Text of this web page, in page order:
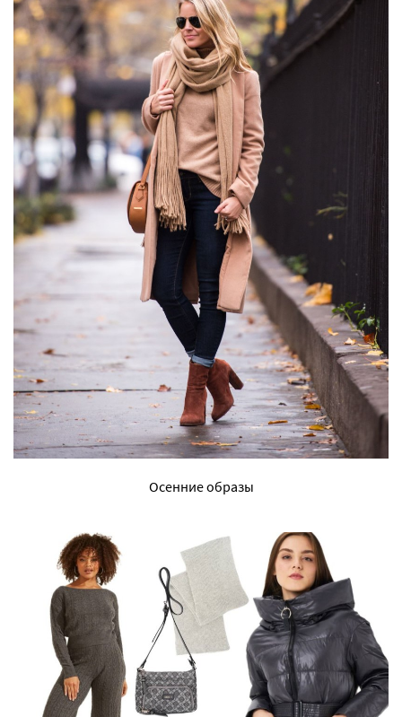
Осенние образы